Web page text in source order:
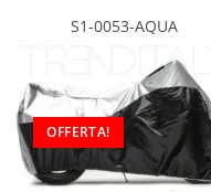
S1-0053-AQUA
OFFERTA!